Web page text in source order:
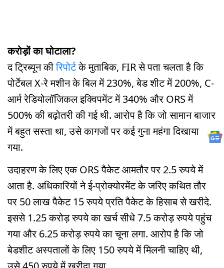
करोड़ों का घोटाला?
द ट्रिब्यून कीरिपोर्टके मुताबिक, FIR से पता चलता है कि
पोर्टेबल X-रे मशीन के बिल में 230%, बेड शीट में 200%, C-
आर्म रेडियोलॉजिकल इक्विपमेंट में 340% और ORS में
500% की बढ़ोतरी की गई थी. आरोप है कि जो सामान बाजार
में बहुत सस्ता था, उसे कागजों पर कई गुना महंगा दिखाया
गया.
उदाहरण के लिए एक ORS पैकेट आमतौर पर 2.5 रुपये में
आता है. अधिकारियों ने ई-प्रोक्योरमेंट के जरिए कथित तौर
पर 50 लाख पैकेट 15 रुपये प्रति पैकेट के हिसाब से खरीदे.
इससे 1.25 करोड़ रुपये का खर्च सीधे 7.5 करोड़ रुपये पहुंच
गया और 6.25 करोड़ रुपये का चूना लगा. आरोप है कि जो
बेडशीट अस्पतालों के लिए 150 रुपये में मिलनी चाहिए थी,